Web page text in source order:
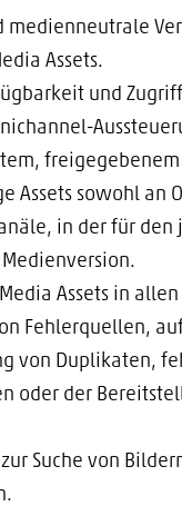
medienneutrale
Assets.
und
freigegebenem
Assets sowohl an
in der für
Assets in
Fehlerquellen,
von Duplikaten,
oder der
Suche von